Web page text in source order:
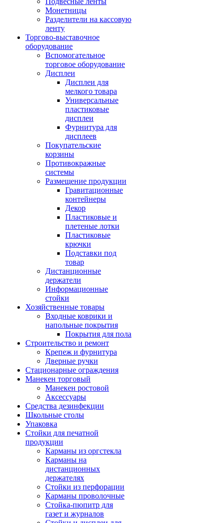
Монетницы
Разделители на кассовую
ленту
Торгово-выставочное
оборудование
Вспомогательное
торговое оборудование
Дисплеи
Дисплеи для
мелкого товара
Универсальные
пластиковые
дисплеи
Фурнитура для
дисплеев
Покупательские
корзины
Противокражные
системы
Размещение продукции
Гравитационные
контейнеры
Декор
Пластиковые и
плетеные лотки
Пластиковые
крючки
Подставки под
товар
Дистанционные
держатели
Информационные
стойки
Хозяйственные товары
Входные коврики и
напольные покрытия
Покрытия для пола
Строительство и ремонт
Крепеж и фурнитура
Дверные ручки
Стационарные ограждения
Манекен торговый
Манекен ростовой
Аксессуары
Средства дезинфекции
Школьные столы
Упаковка
Стойки для печатной
продукции
Карманы из оргстекла
Карманы на
дистанционных
держателях
Стойки из перфорации
Карманы проволочные
Стойка-пюпитр для
газет и журналов